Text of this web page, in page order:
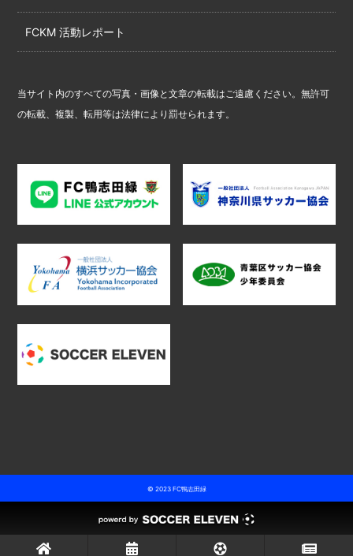
FCKM 活動レポート
当サイト内のすべての写真・画像と文章の転載はご遠慮ください。無許可
の転載、複製、転用等は法律により罰せられます。
© 2023 FC鴨志田緑